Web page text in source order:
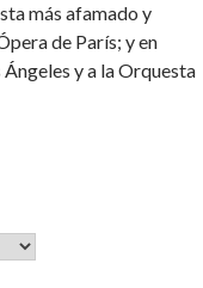
más afamado y
de París; y en
y a la Orquesta